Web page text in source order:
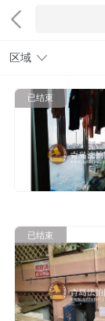
区域
已结束
已结束